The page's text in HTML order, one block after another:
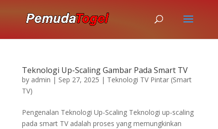
Teknologi Up-Scaling Gambar Pada Smart TV
by admin | Sep 27, 2025 | Teknologi TV Pintar (Smart
TV)
Pengenalan Teknologi Up-Scaling Teknologi up-scaling
pada smart TV adalah proses yang memungkinkan